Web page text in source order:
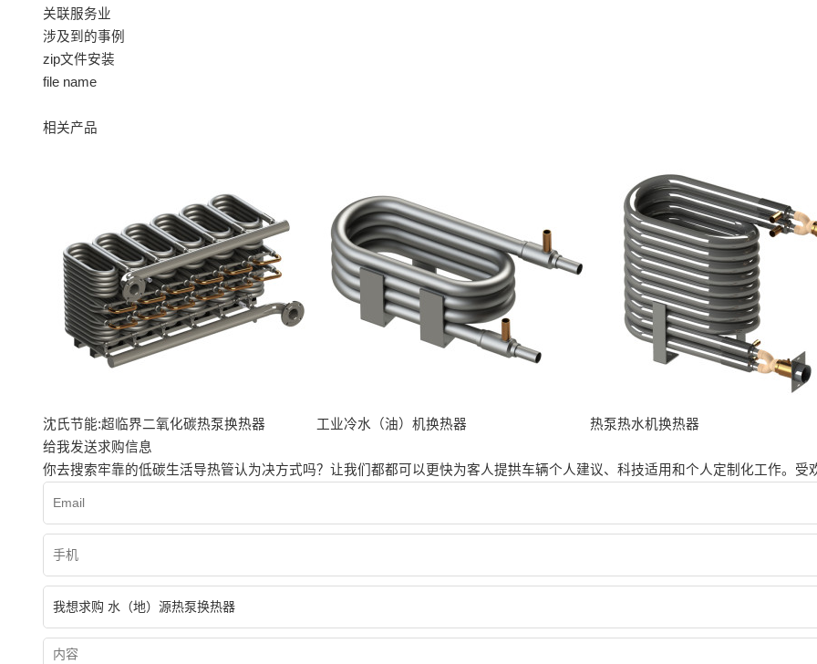
关联服务业
涉及到的事例
zip文件安装
file name
相关产品
沈氏节能:超临界二氧化碳热泵换热器 工业冷水（油）机换热器 热泵热水机换热器
给我发送求购信息
你去搜索牢靠的低碳生活导热管认为决方式吗？让我们都都可以更快为客人提拱车辆个人建议、科技适用和个人定制化工作。受